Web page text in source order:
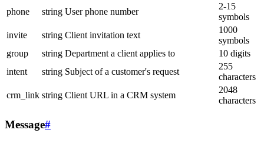
phone
string User phone number
2-15
symbols
invite
string Client invitation text
1000
symbols
group
string Department a client applies to
10 digits
intent
string Subject of a customer's request
255
characters
crm_link string Client URL in a CRM system
2048
characters
Message#